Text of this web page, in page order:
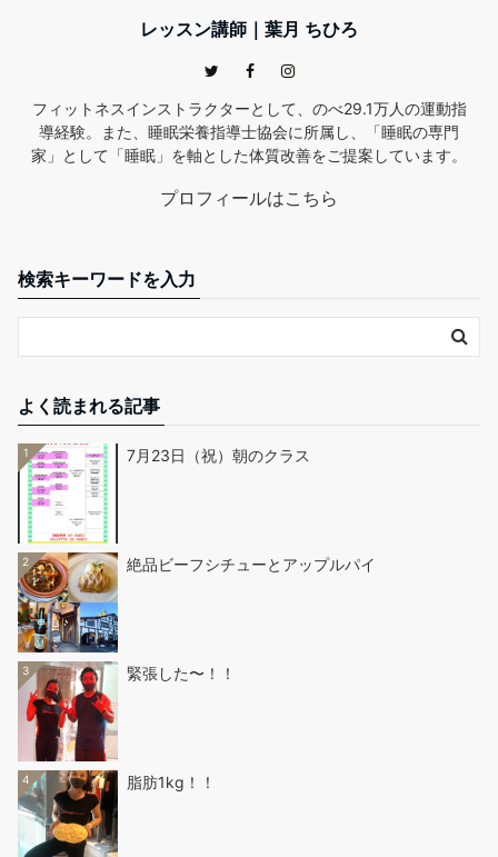
レッスン講師｜葉月 ちひろ
フィットネスインストラクターとして、のべ29.1万人の運動指
導経験。また、睡眠栄養指導士協会に所属し、「睡眠の専門
家」として「睡眠」を軸とした体質改善をご提案しています。
プロフィールはこちら
検索キーワードを入力
よく読まれる記事
1 7月23日（祝）朝のクラス
2 絶品ビーフシチューとアップルパイ
3 緊張した〜！！
4 脂肪1kg！！